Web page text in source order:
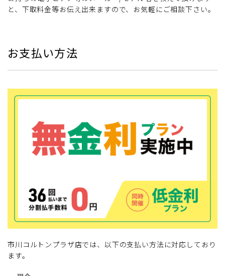
と、下取料金等お伝え出来ますので、お気軽にご相談下さい。
お支払い方法
市川コルトンプラザ店では、以下の支払い方法に対応しており
ます。